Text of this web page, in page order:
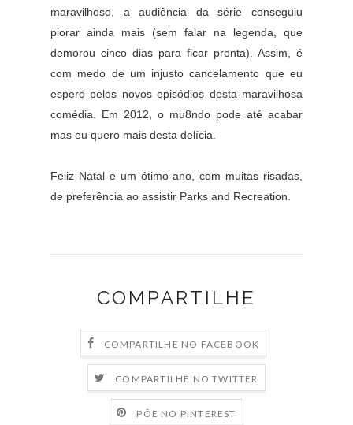
maravilhoso, a audiência da série conseguiu
piorar ainda mais (sem falar na legenda, que
demorou cinco dias para ficar pronta). Assim, é
com medo de um injusto cancelamento que eu
espero pelos novos episódios desta maravilhosa
comédia. Em 2012, o mu8ndo pode até acabar
mas eu quero mais desta delícia.
Feliz Natal e um ótimo ano, com muitas risadas,
de preferência ao assistir Parks and Recreation.
COMPARTILHE
COMPARTILHE NO FACEBOOK
COMPARTILHE NO TWITTER
PÕE NO PINTEREST